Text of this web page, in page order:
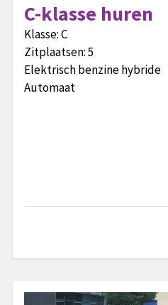
C-klasse huren
Klasse:C
Zitplaatsen:5
Elektrisch benzine hybride
Automaat